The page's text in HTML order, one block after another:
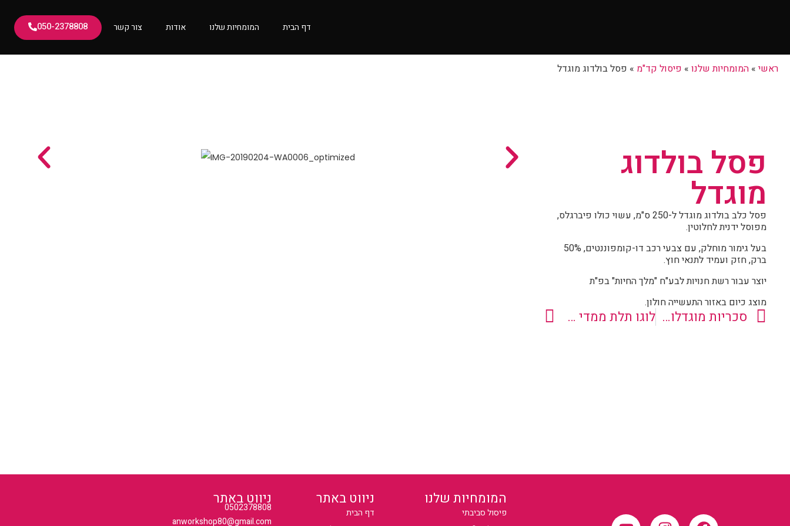
דף הבית המומחיות שלנו אודות צור קשר 050-2378808
ראשי » המומחיות שלנו » פיסול קד"מ » פסל בולדוג מוגדל
פסל בולדוג
מוגדל
פסל כלב בולדוג מוגדל ל-250 ס"מ, עשוי כולו פיברגלס,
מפוסל ידנית לחלוטין.
בעל גימור מוחלק, עם צבעי רכב דו-קומפוננטים, 50%
ברק, חזק ועמיד לתנאי חוץ.
יוצר עבור רשת חנויות לבע"ח "מלך החיות" בפ"ת
מוצג כיום באזור התעשייה חולון.
סכריות מוגדלות מפיברגלס לוגו תלת ממדי לדלוארט
המומחיות שלנו
פיסול סביבתי
ניווט באתר
דף הבית
ניווט באתר
0502378808
anworkshop80@gmail.com